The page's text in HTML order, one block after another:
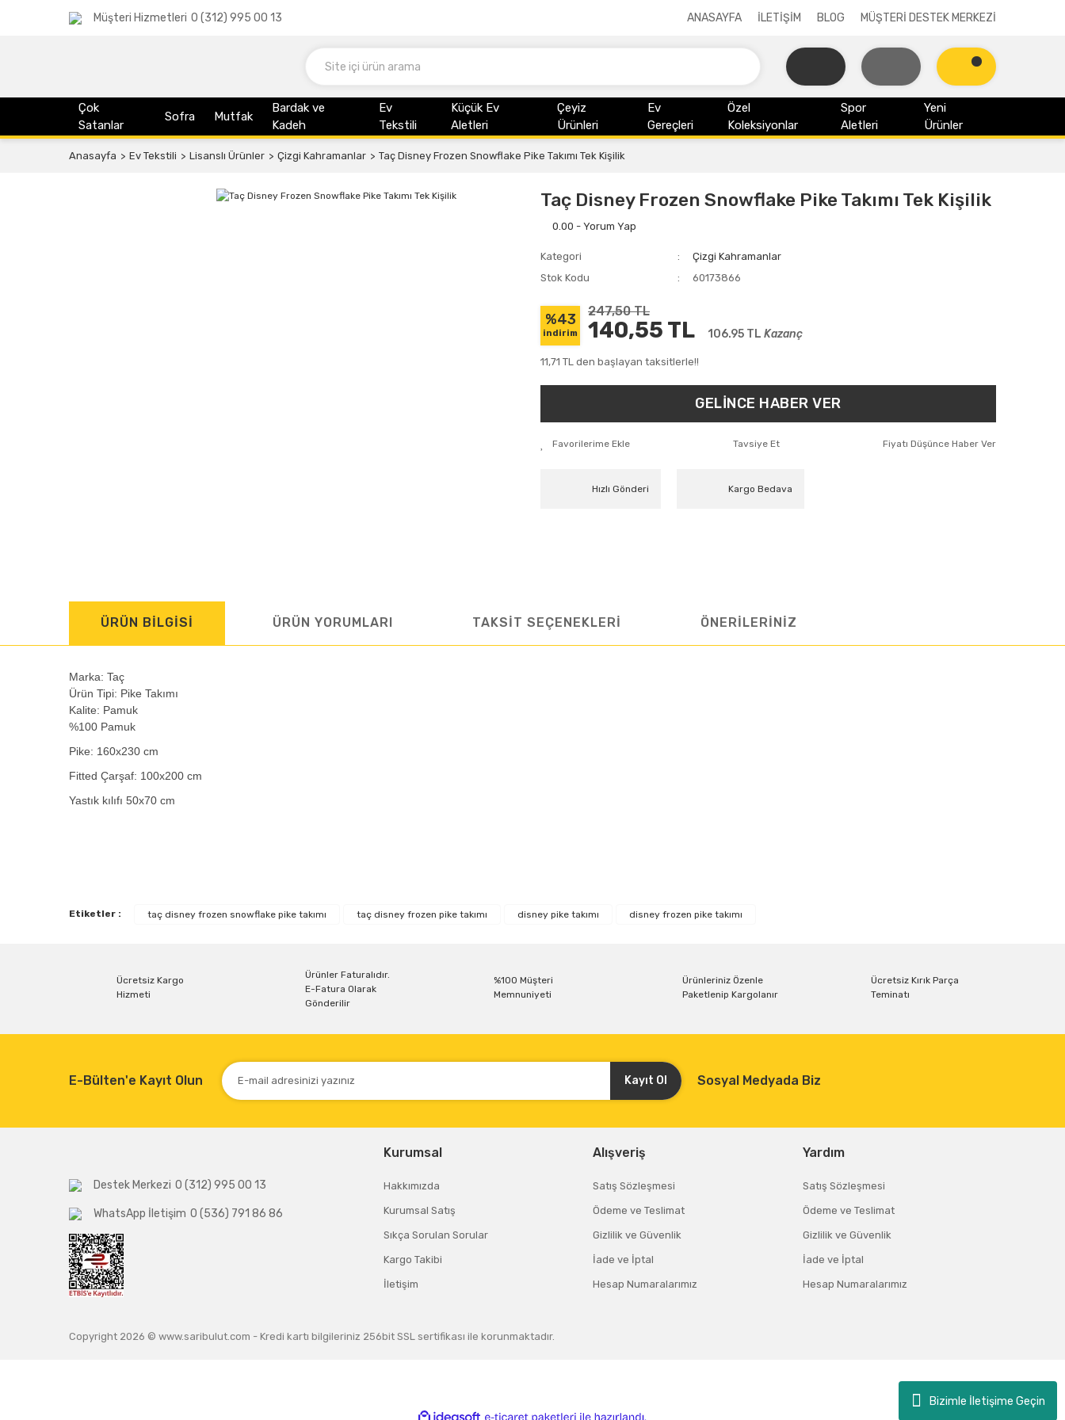
Bizimle İletişime Geçin
Müşteri Hizmetleri 0 (312) 995 00 13 ANASAYFA İLETİŞİM BLOG MÜŞTERİ DESTEK MERKEZİ
Çok
Satanlar
Sofra Mutfak
Bardak ve
Kadeh
Ev
Tekstili
Küçük Ev
Aletleri
Çeyiz
Ürünleri
Ev
Gereçleri
Özel
Koleksiyonlar
Spor
Aletleri
Yeni
Ürünler
Anasayfa Ev Tekstili Lisanslı Ürünler Çizgi Kahramanlar Taç Disney Frozen Snowflake Pike Takımı Tek Kişilik
Taç Disney Frozen Snowflake Pike Takımı Tek Kişilik
0.00 - Yorum Yap
Kategori
Çizgi Kahramanlar
Stok Kodu
60173866
%43
indirim
247,50 TL
140,55 TL 106.95 TL Kazanç
11,71 TL den başlayan taksitlerle!!
GELİNCE HABER VER
Tavsiye Et Fiyatı Düşünce Haber Ver
Hızlı Gönderi Kargo Bedava
ÜRÜN BİLGİSİ ÜRÜN YORUMLARI TAKSİT SEÇENEKLERİ ÖNERİLERİNİZ
Marka: Taç
Ürün Tipi: Pike Takımı
Kalite: Pamuk
%100 Pamuk
Pike: 160x230 cm
Fitted Çarşaf: 100x200 cm
Yastık kılıfı 50x70 cm
Ürün fiyatı diğer sitelerden daha pahalı.
Etiketler : taç disney frozen snowflake pike takımı taç disney frozen pike takımı disney pike takımı disney frozen pike takımı
Ücretsiz Kargo
Hizmeti
Ürünler Faturalıdır.
E-Fatura Olarak
Gönderilir
%100 Müşteri
Memnuniyeti
Ürünleriniz Özenle
Paketlenip Kargolanır
Ücretsiz Kırık Parça
Teminatı
E-Bülten'e Kayıt Olun Kayıt Ol Sosyal Medyada Biz
Destek Merkezi 0 (312) 995 00 13
WhatsApp İletişim 0 (536) 791 86 86
Kurumsal
Hakkımızda
Kurumsal Satış
Sıkça Sorulan Sorular
Kargo Takibi
İletişim
Alışveriş
Satış Sözleşmesi
Ödeme ve Teslimat
Gizlilik ve Güvenlik
İade ve İptal
Hesap Numaralarımız
Yardım
Satış Sözleşmesi
Ödeme ve Teslimat
Gizlilik ve Güvenlik
İade ve İptal
Hesap Numaralarımız
Copyright 2026 © www.saribulut.com - Kredi kartı bilgileriniz 256bit SSL sertifikası ile korunmaktadır.
ideasoft e-